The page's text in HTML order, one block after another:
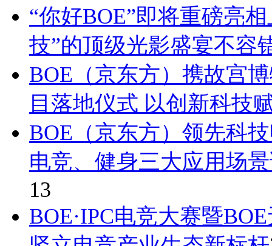
“你好BOE”即将重磅亮
技”的顶级光影盛宴不容
BOE（京东方）携故宫
目落地仪式 以创新科技
BOE（京东方）领先科
电竞、健身三大应用场
13
BOE·IPC电竞大赛暨